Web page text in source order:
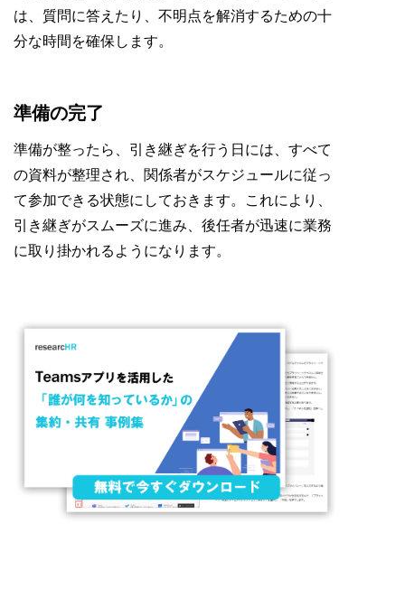
は、質問に答えたり、不明点を解消するための十
分な時間を確保します。
準備の完了
準備が整ったら、引き継ぎを行う日には、すべて
の資料が整理され、関係者がスケジュールに従っ
て参加できる状態にしておきます。これにより、
引き継ぎがスムーズに進み、後任者が迅速に業務
に取り掛かれるようになります。